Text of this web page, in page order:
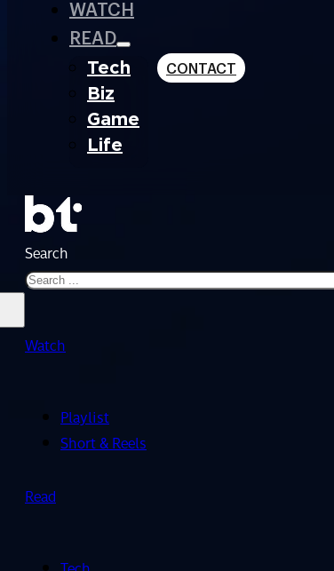
WATCH
READ
Tech
Biz
Game
Life
CONTACT
Search
Watch
Playlist
Short & Reels
Read